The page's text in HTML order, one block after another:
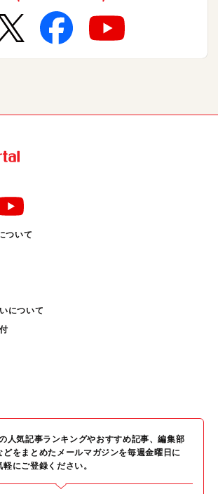
ついて
について
人気記事ランキングやおすすめ記事、編集部
どをまとめたメールマガジンを毎週金曜日に
にご登録ください。